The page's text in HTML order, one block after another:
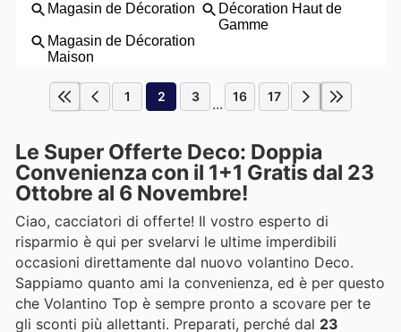
1 2 3 ... 16 17
Le Super Offerte Deco: Doppia
Convenienza con il 1+1 Gratis dal 23
Ottobre al 6 Novembre!
Ciao, cacciatori di offerte! Il vostro esperto di
risparmio è qui per svelarvi le ultime imperdibili
occasioni direttamente dal nuovo volantino Deco.
Sappiamo quanto ami la convenienza, ed è per questo
che Volantino Top è sempre pronto a scovare per te
gli sconti più allettanti. Preparati, perché dal 23